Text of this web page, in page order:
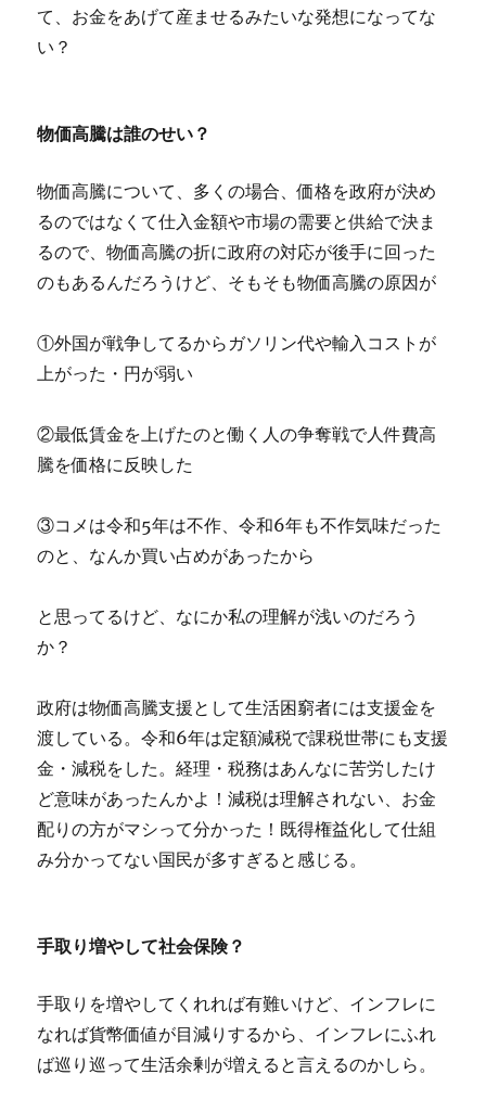
て、お金をあげて産ませるみたいな発想になってな
い？
物価高騰は誰のせい？
物価高騰について、多くの場合、価格を政府が決め
るのではなくて仕入金額や市場の需要と供給で決ま
るので、物価高騰の折に政府の対応が後手に回った
のもあるんだろうけど、そもそも物価高騰の原因が
①外国が戦争してるからガソリン代や輸入コストが
上がった・円が弱い
②最低賃金を上げたのと働く人の争奪戦で人件費高
騰を価格に反映した
③コメは令和5年は不作、令和6年も不作気味だった
のと、なんか買い占めがあったから
と思ってるけど、なにか私の理解が浅いのだろう
か？
政府は物価高騰支援として生活困窮者には支援金を
渡している。令和6年は定額減税で課税世帯にも支援
金・減税をした。経理・税務はあんなに苦労したけ
ど意味があったんかよ！減税は理解されない、お金
配りの方がマシって分かった！既得権益化して仕組
み分かってない国民が多すぎると感じる。
手取り増やして社会保険？
手取りを増やしてくれれば有難いけど、インフレに
なれば貨幣価値が目減りするから、インフレにふれ
ば巡り巡って生活余剰が増えると言えるのかしら。